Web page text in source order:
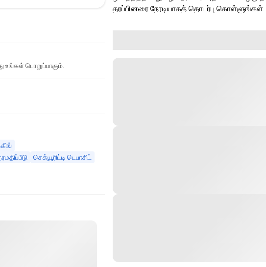
உங்கள் பொறுப்பாகும்.
செக்யூரிட்டி டெபாசிட்
தரப்பினரை நேரடியாகத் தொடர்பு கொள்ளுங்கள்.